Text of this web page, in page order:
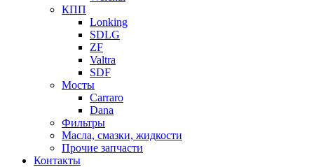
КПП
Lonking
SDLG
ZF
Valtra
SDF
Мосты
Carraro
Dana
Фильтры
Масла, смазки, жидкости
Прочие запчасти
Контакты